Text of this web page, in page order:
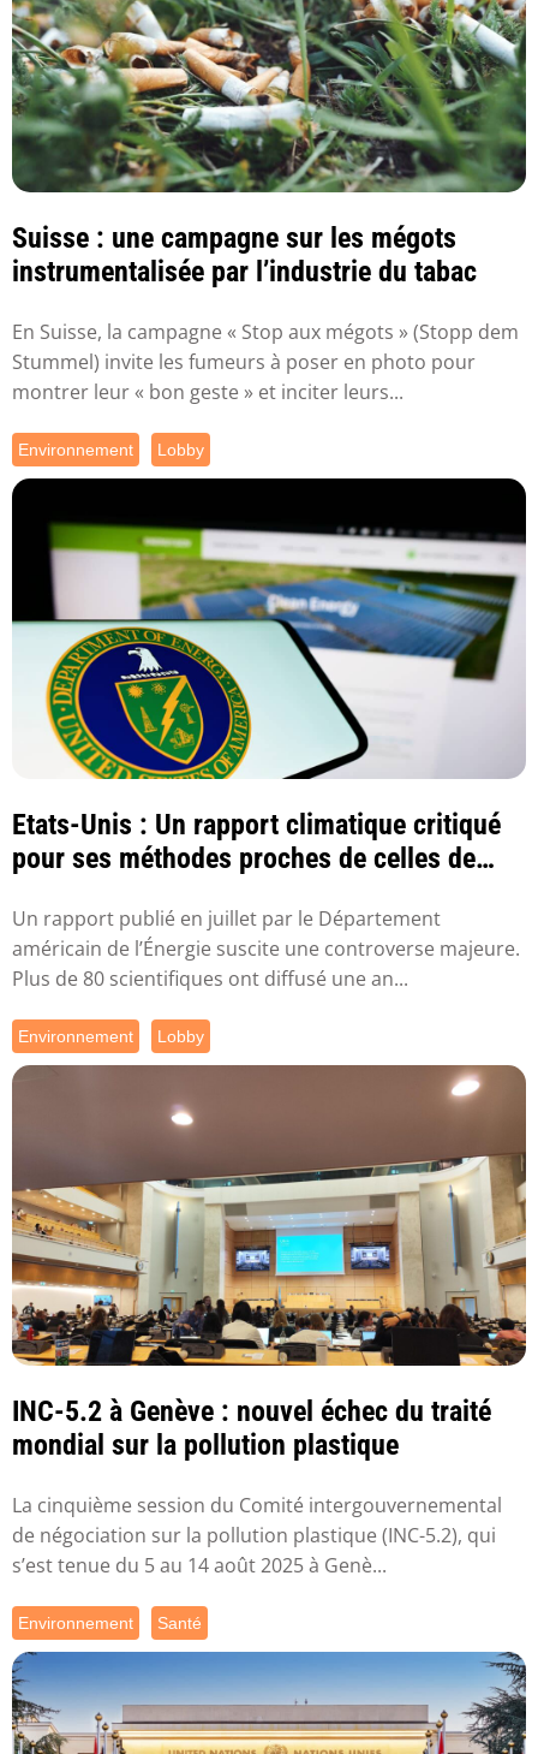
Suisse : une campagne sur les mégots
instrumentalisée par l’industrie du tabac
En Suisse, la campagne « Stop aux mégots » (Stopp dem
Stummel) invite les fumeurs à poser en photo pour
montrer leur « bon geste » et inciter leurs...
Environnement Lobby
Etats-Unis : Un rapport climatique critiqué
pour ses méthodes proches de celles de
Un rapport publié en juillet par le Département
américain de l’Énergie suscite une controverse majeure.
Plus de 80 scientifiques ont diffusé une an...
Environnement Lobby
INC-5.2 à Genève : nouvel échec du traité
mondial sur la pollution plastique
La cinquième session du Comité intergouvernemental
de négociation sur la pollution plastique (INC-5.2), qui
s’est tenue du 5 au 14 août 2025 à Genè...
Environnement Santé